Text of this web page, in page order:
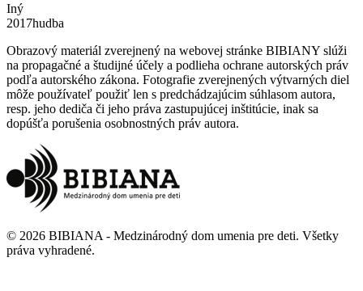
Iný
2017hudba
Obrazový materiál zverejnený na webovej stránke BIBIANY slúži
na propagačné a študijné účely a podlieha ochrane autorských práv
podľa autorského zákona. Fotografie zverejnených výtvarných diel
môže používateľ použiť len s predchádzajúcim súhlasom autora,
resp. jeho dediča či jeho práva zastupujúcej inštitúcie, inak sa
dopúšťa porušenia osobnostných práv autora.
© 2026 BIBIANA - Medzinárodný dom umenia pre deti. Všetky
práva vyhradené.